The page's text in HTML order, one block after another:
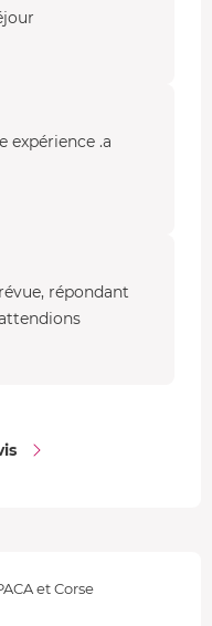
expérience .a
répondant
et Corse